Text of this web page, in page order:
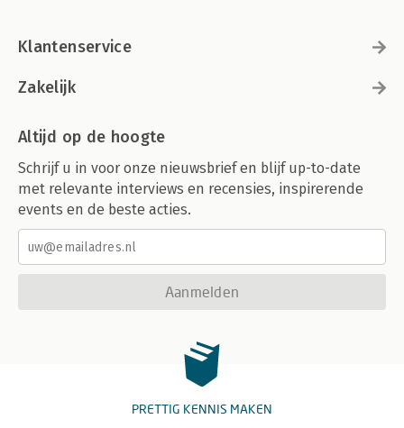
Klantenservice
Zakelijk
Altijd op de hoogte
Schrijf u in voor onze nieuwsbrief en blijf up-to-date
met relevante interviews en recensies, inspirerende
events en de beste acties.
Aanmelden
PRETTIG KENNIS MAKEN